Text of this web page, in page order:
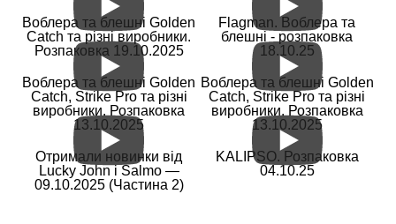
Воблера та блешні Golden
Catch та різні виробники.
Розпаковка 19.10.2025
Flagman. Воблера та
блешні - розпаковка
18.10.25
Воблера та блешні Golden
Catch, Strike Pro та різні
виробники. Розпаковка
13.10.2025
Воблера та блешні Golden
Catch, Strike Pro та різні
виробники. Розпаковка
13.10.2025
Отримали новинки від
Lucky John і Salmo —
09.10.2025 (Частина 2)
KALIPSO. Розпаковка
04.10.25